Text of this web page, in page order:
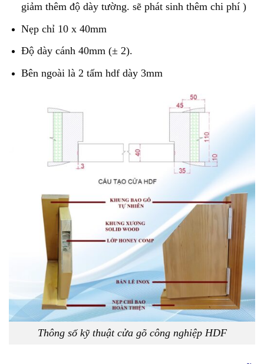
giảm thêm độ dày tường. sẽ phát sinh thêm chi phí )
Nẹp chỉ 10 x 40mm
Độ dày cánh 40mm (± 2).
Bên ngoài là 2 tấm hdf dày 3mm
Thông số kỹ thuật cửa gõ công nghiệp HDF